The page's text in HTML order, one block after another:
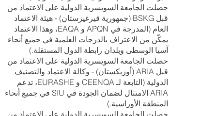
حصلت الجامعة السويسرية الدولية على الاعتماد من
قبل BSKG (جمهورية قيرغيزستان) - هيئة الاعتماد
العام (المدرجة في APQN و EAQA، وهذا الاعتماد
يمكّن من الاعتراف بالدرجات العلمية في جميع أنحاء
آسيا الوسطى وبلدان رابطة الدول المستقلة.)
حصلت الجامعة السويسرية الدولية على الاعتماد من
قبل ARIA (أوزبكستان) - وكالة الاعتماد والتصنيف
الدولية (التابعة لـ CEENQA و EURASHE، تدعم
ARIA الامتثال لضمان الجودة في SIU في جميع أنحاء
المنطقة الأوراسية.)